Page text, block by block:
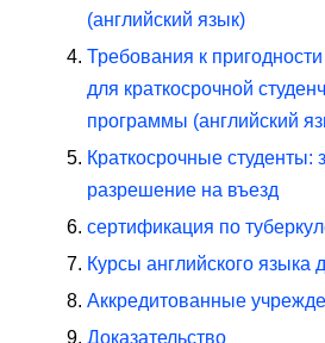
(английский язык)
Требования к
для краткосрочной
программы (английский
Краткосрочные студенты:
разрешение на въезд
сертификация по
Курсы английского языка
Аккредитованные
Доказательство